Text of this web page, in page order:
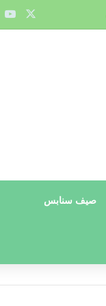
صيف سنابس